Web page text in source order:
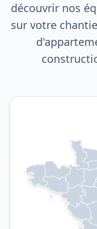
découvrir nos
sur votre